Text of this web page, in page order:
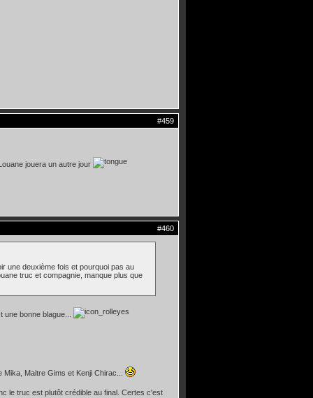
#459
jouera un autre jour
#460
une deuxième fois et pourquoi pas au
truc et compagnie, manque plus que
bonne blague...
Maitre Gims et Kenji Chirac...
le truc est plutôt crédible au final. Certes c'est